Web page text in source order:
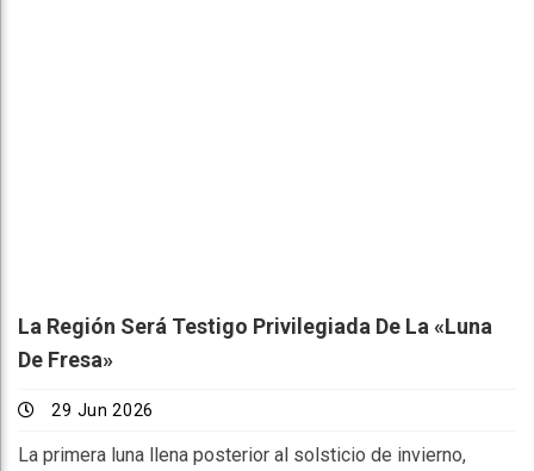
La Región Será Testigo Privilegiada De La «Luna
De Fresa»
29 Jun 2026
La primera luna llena posterior al solsticio de invierno,